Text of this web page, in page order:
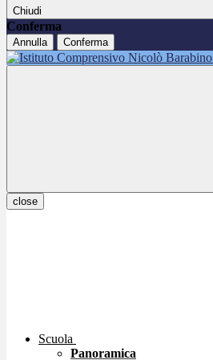
Chiudi
Conferma
Annulla Conferma
close
Scuola
Panoramica